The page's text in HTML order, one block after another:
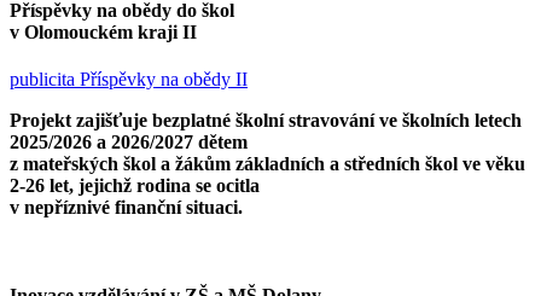
Příspěvky na obědy do škol
v Olomouckém kraji II
publicita Příspěvky na obědy II
Projekt zajišťuje bezplatné školní stravování ve školních letech
2025/2026 a 2026/2027 dětem
z mateřských škol a žákům základních a středních škol ve věku
2-26 let, jejichž rodina se ocitla
v nepříznivé finanční situaci.